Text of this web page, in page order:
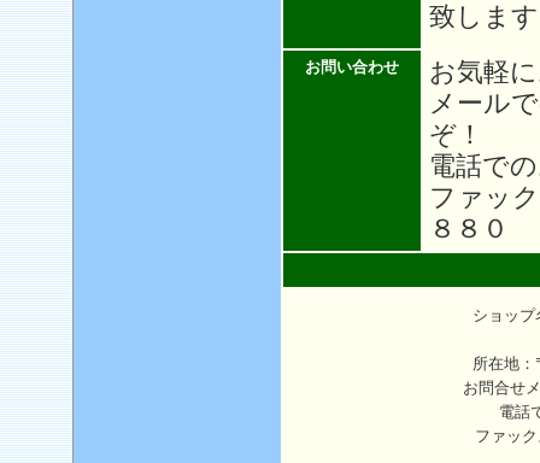
致しま
お問い合わせ
お気軽
メール
ぞ！
電話で
ファッ
８８０
ショッ
所在地
お問合せ
電話
ファッ